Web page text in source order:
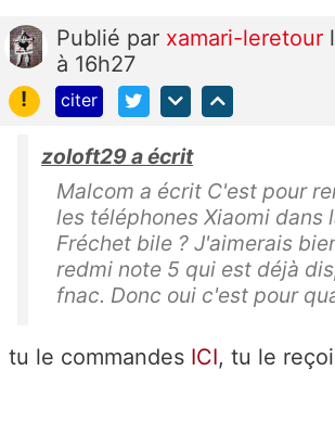
Publié par xamari-leretour
à 16h27
!
citer
zoloft29 a écrit
Malcom a écrit C'est pour
les téléphones Xiaomi dans
Fréchet bile ? J'aimerais
redmi note 5 qui est déjà
fnac. Donc oui c'est pour
tu le commandes ICI, tu le